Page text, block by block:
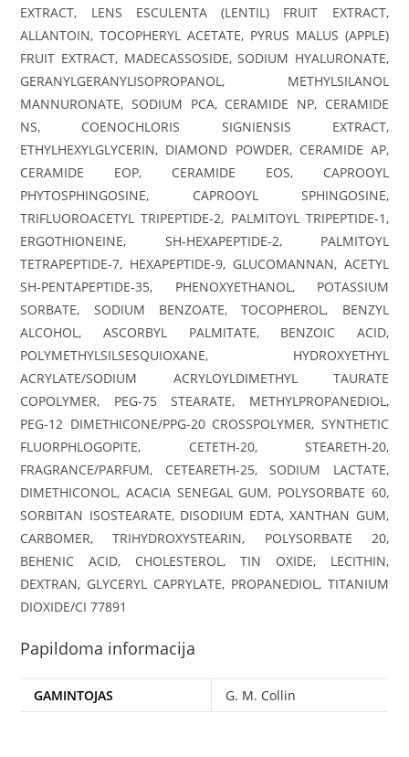
EXTRACT, LENS ESCULENTA (LENTIL) FRUIT EXTRACT,
ALLANTOIN, TOCOPHERYL ACETATE, PYRUS MALUS (APPLE)
FRUIT EXTRACT, MADECASSOSIDE, SODIUM HYALURONATE,
GERANYLGERANYLISOPROPANOL, METHYLSILANOL
MANNURONATE, SODIUM PCA, CERAMIDE NP, CERAMIDE
NS, COENOCHLORIS SIGNIENSIS EXTRACT,
ETHYLHEXYLGLYCERIN, DIAMOND POWDER, CERAMIDE AP,
CERAMIDE EOP, CERAMIDE EOS, CAPROOYL
PHYTOSPHINGOSINE, CAPROOYL SPHINGOSINE,
TRIFLUOROACETYL TRIPEPTIDE-2, PALMITOYL TRIPEPTIDE-1,
ERGOTHIONEINE, SH-HEXAPEPTIDE-2, PALMITOYL
TETRAPEPTIDE-7, HEXAPEPTIDE-9, GLUCOMANNAN, ACETYL
SH-PENTAPEPTIDE-35, PHENOXYETHANOL, POTASSIUM
SORBATE, SODIUM BENZOATE, TOCOPHEROL, BENZYL
ALCOHOL, ASCORBYL PALMITATE, BENZOIC ACID,
POLYMETHYLSILSESQUIOXANE, HYDROXYETHYL
ACRYLATE/SODIUM ACRYLOYLDIMETHYL TAURATE
COPOLYMER, PEG-75 STEARATE, METHYLPROPANEDIOL,
PEG-12 DIMETHICONE/PPG-20 CROSSPOLYMER, SYNTHETIC
FLUORPHLOGOPITE, CETETH-20, STEARETH-20,
FRAGRANCE/PARFUM, CETEARETH-25, SODIUM LACTATE,
DIMETHICONOL, ACACIA SENEGAL GUM, POLYSORBATE 60,
SORBITAN ISOSTEARATE, DISODIUM EDTA, XANTHAN GUM,
CARBOMER, TRIHYDROXYSTEARIN, POLYSORBATE 20,
BEHENIC ACID, CHOLESTEROL, TIN OXIDE, LECITHIN,
DEXTRAN, GLYCERYL CAPRYLATE, PROPANEDIOL, TITANIUM
DIOXIDE/CI 77891
Papildoma informacija
GAMINTOJAS G. M. Collin